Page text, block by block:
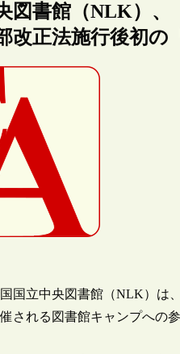
図書館（NLK）、
改正法施行後初の
国立中央図書館（NLK）は
される図書館キャンプへの